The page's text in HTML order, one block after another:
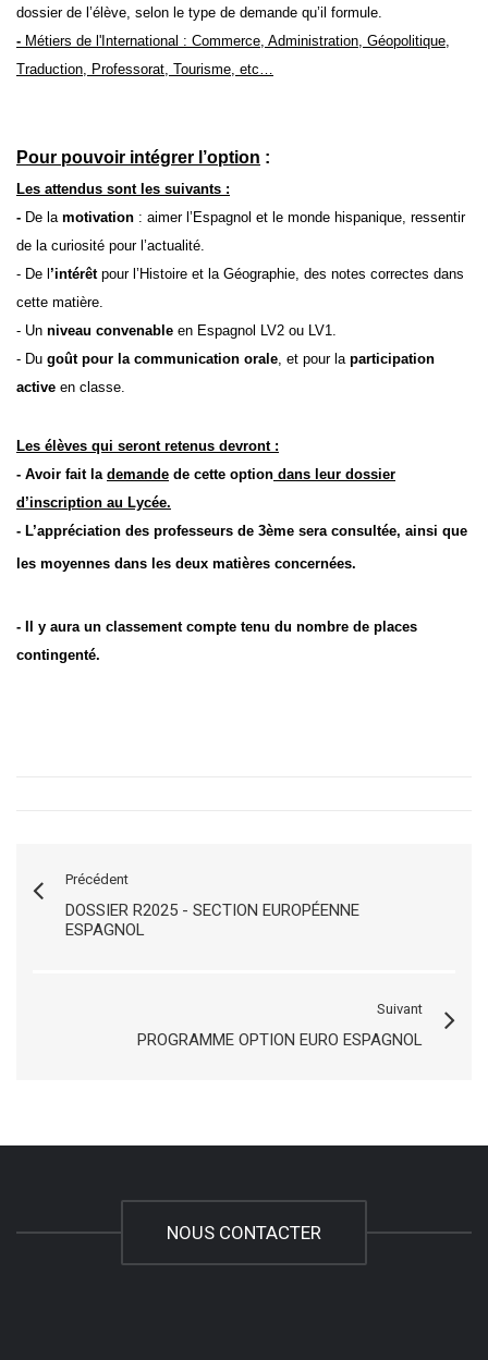
dossier de l’élève, selon le type de demande qu’il formule.
- Métiers de l'International : Commerce, Administration, Géopolitique,
Traduction, Professorat, Tourisme, etc…
Pour pouvoir intégrer l’option :
Les attendus sont les suivants :
- De l a motivation : aimer l’Espagnol et le monde hispanique, ressentir
de la curiosité pour l’actualité.
- De l ’intérêt pour l’Histoire et la Géographie, des notes correctes dans
cette matière.
- Un niveau convenable en Espagnol LV2 ou LV1.
- Du goût pour l a communication orale, et pour la participation
active en classe.
Les élèves qui seront retenus devront :
- Avoir fait la demande de cette option dans leur dossier
d’inscription au Lycée.
- L’appréciation des professeurs de 3ème sera consultée, ainsi que
les moyennes dans les deux matières concernées.
- Il y aura un classement compte tenu du nombre de places
contingenté.
Précédent
DOSSIER R2025 - SECTION EUROPÉENNE
ESPAGNOL
Suivant
PROGRAMME OPTION EURO ESPAGNOL
NOUS CONTACTER